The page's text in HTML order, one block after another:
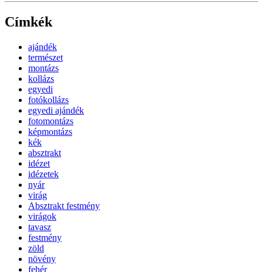
Címkék
ajándék
természet
montázs
kollázs
egyedi
fotókollázs
egyedi ajándék
fotomontázs
képmontázs
kék
absztrakt
idézet
idézetek
nyár
virág
Absztrakt festmény
virágok
tavasz
festmény
zöld
növény
fehér